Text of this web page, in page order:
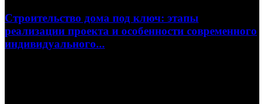
Строительство дома под ключ: этапы
реализации проекта и особенности современного
индивидуального...